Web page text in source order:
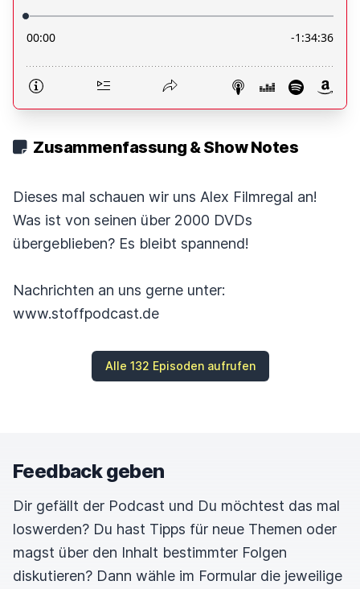
Zusammenfassung & Show Notes
Dieses mal schauen wir uns Alex Filmregal an!
Was ist von seinen über 2000 DVDs
übergeblieben? Es bleibt spannend!
Nachrichten an uns gerne unter:
www.stoffpodcast.de
Alle 132 Episoden aufrufen
Feedback geben
Dir gefällt der Podcast und Du möchtest das mal
loswerden? Du hast Tipps für neue Themen oder
magst über den Inhalt bestimmter Folgen
diskutieren? Dann wähle im Formular die jeweilige